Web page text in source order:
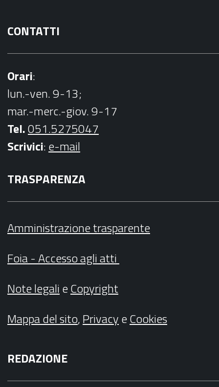
CONTATTI
Orari:
lun.-ven. 9-13;
mar.-merc.-giov. 9-17
Tel.051.5275047
Scrivici:e-mail
TRASPARENZA
Amministrazione trasparente
Foia - Accesso agli atti
Note legalieCopyright
Mappa del sito,PrivacyeCookies
REDAZIONE